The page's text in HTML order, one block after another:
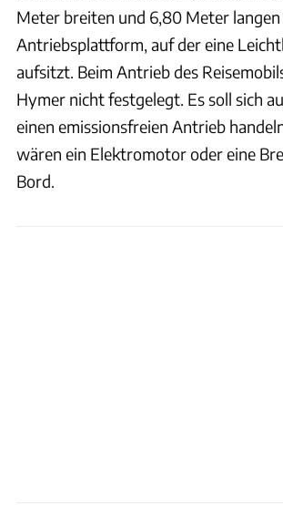
Meter breiten und 6,80 Meter langen
Antriebsplattform, auf der eine
aufsitzt. Beim Antrieb des
Hymer nicht festgelegt. Es soll sich
einen emissionsfreien Antrieb
wären ein Elektromotor oder eine
Bord.